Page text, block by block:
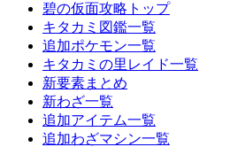
碧の仮面攻略トップ
キタカミ図鑑一覧
追加ポケモン一覧
キタカミの里レイド一覧
新要素まとめ
新わざ一覧
追加アイテム一覧
追加わざマシン一覧